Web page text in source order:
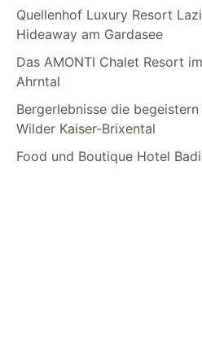
Quellenhof Luxury Resort
Hideaway am Gardasee
Das AMONTI Chalet Resort
Ahrntal
Bergerlebnisse die
Wilder Kaiser-Brixental
Food und Boutique Hotel